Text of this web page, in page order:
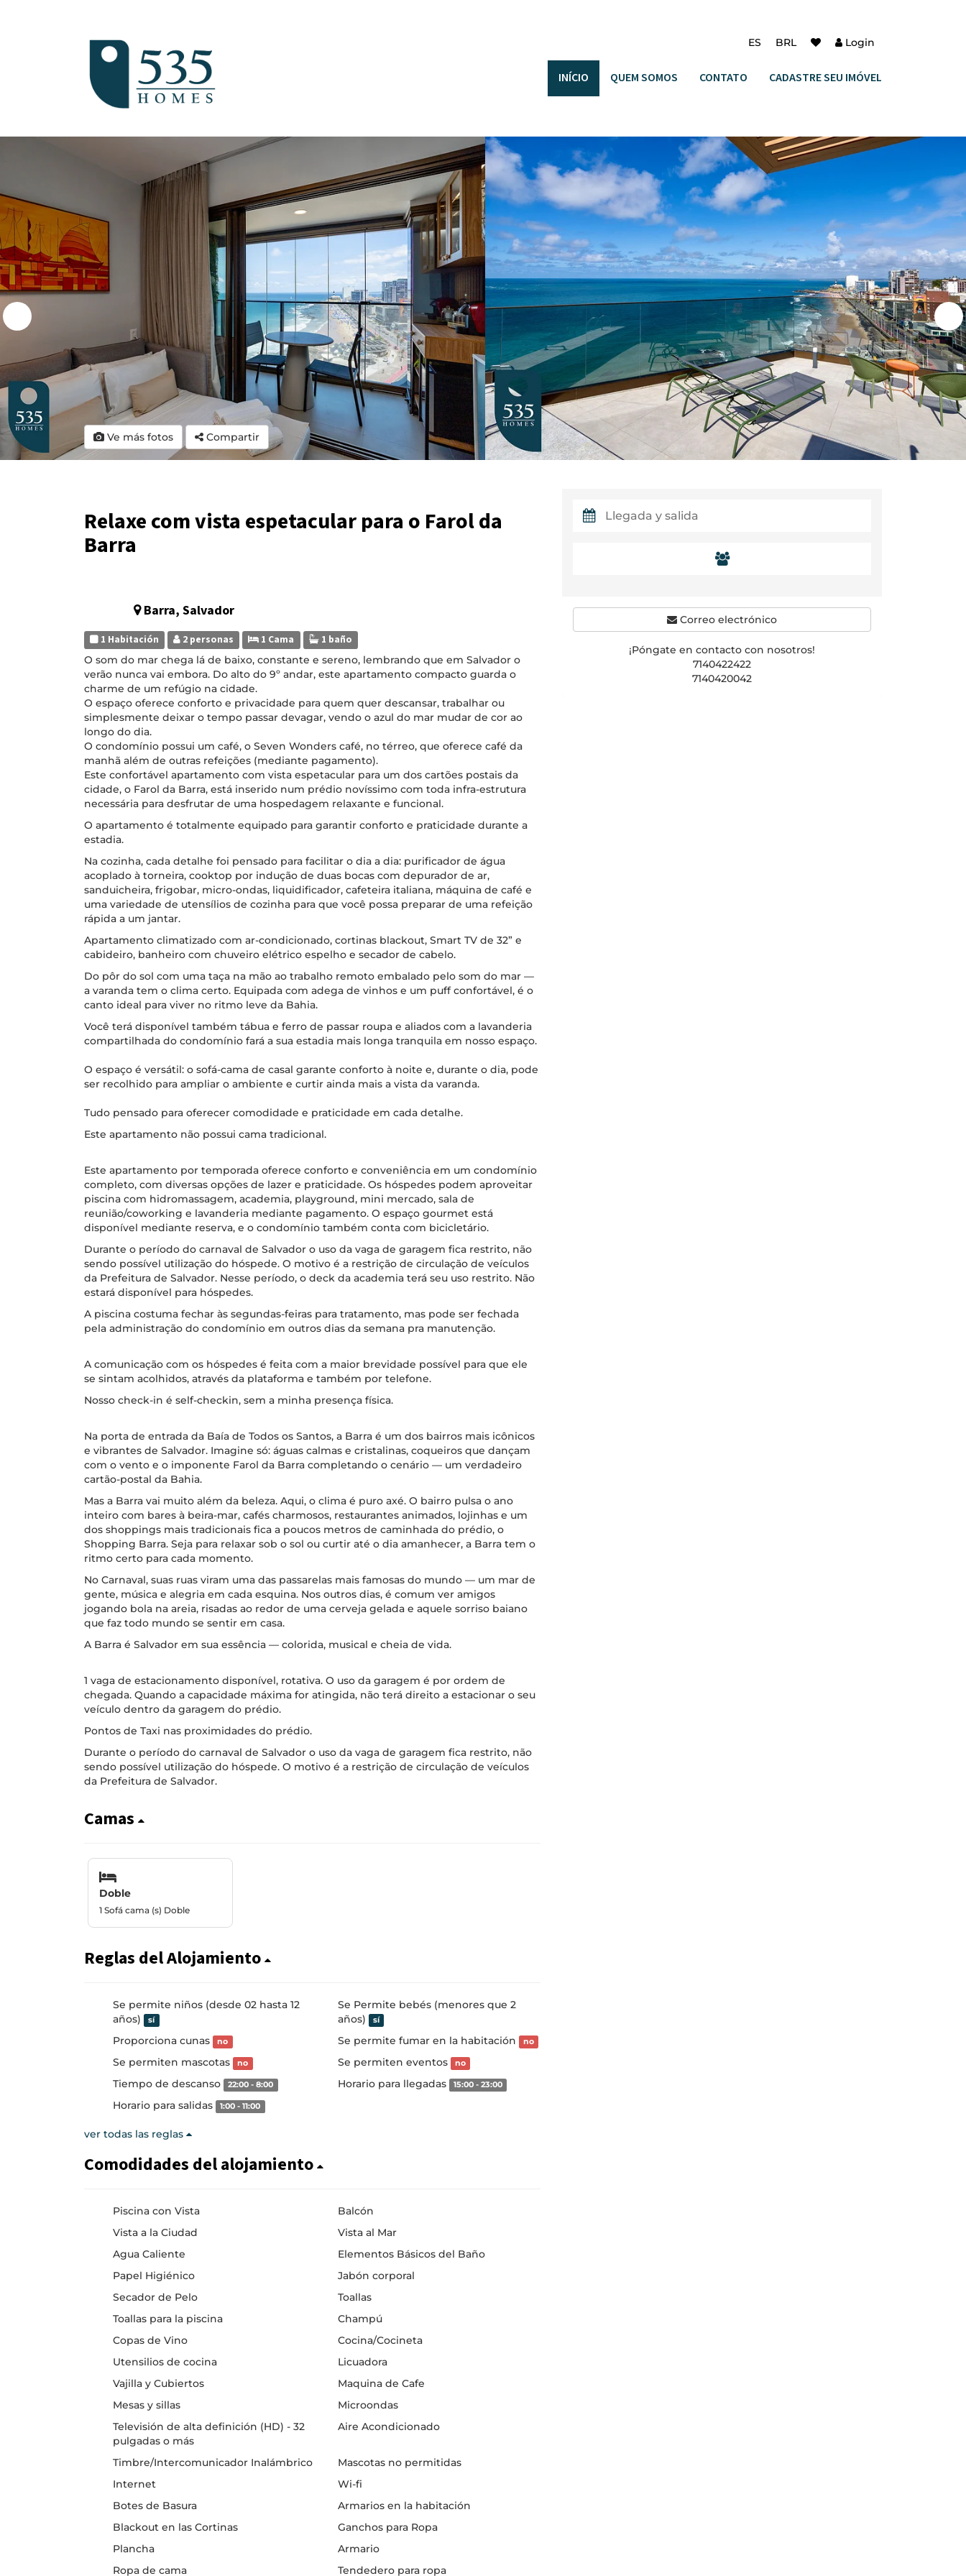
ES BRL Login
INÍCIO QUEM SOMOS CONTATO CADASTRE SEU IMÓVEL
Ve más fotos Compartir
Relaxe com vista espetacular para o Farol da
Barra
Barra, Salvador
1 Habitación 2 personas 1 Cama
1 baño
O som do mar chega lá de baixo, constante e sereno, lembrando que em Salvador o
verão nunca vai embora. Do alto do 9º andar, este apartamento compacto guarda o
charme de um refúgio na cidade.
O espaço oferece conforto e privacidade para quem quer descansar, trabalhar ou
simplesmente deixar o tempo passar devagar, vendo o azul do mar mudar de cor ao
longo do dia.
O condomínio possui um café, o Seven Wonders café, no térreo, que oferece café da
manhã além de outras refeições (mediante pagamento).
Este confortável apartamento com vista espetacular para um dos cartões postais da
cidade, o Farol da Barra, está inserido num prédio novíssimo com toda infra-estrutura
necessária para desfrutar de uma hospedagem relaxante e funcional.
O apartamento é totalmente equipado para garantir conforto e praticidade durante a
estadia.
Na cozinha, cada detalhe foi pensado para facilitar o dia a dia: purificador de água
acoplado à torneira, cooktop por indução de duas bocas com depurador de ar,
sanduicheira, frigobar, micro-ondas, liquidificador, cafeteira italiana, máquina de café e
uma variedade de utensílios de cozinha para que você possa preparar de uma refeição
rápida a um jantar.
Apartamento climatizado com ar-condicionado, cortinas blackout, Smart TV de 32” e
cabideiro, banheiro com chuveiro elétrico espelho e secador de cabelo.
Do pôr do sol com uma taça na mão ao trabalho remoto embalado pelo som do mar —
a varanda tem o clima certo. Equipada com adega de vinhos e um puff confortável, é o
canto ideal para viver no ritmo leve da Bahia.
Você terá disponível também tábua e ferro de passar roupa e aliados com a lavanderia
compartilhada do condomínio fará a sua estadia mais longa tranquila em nosso espaço.
O espaço é versátil: o sofá-cama de casal garante conforto à noite e, durante o dia, pode
ser recolhido para ampliar o ambiente e curtir ainda mais a vista da varanda.
Tudo pensado para oferecer comodidade e praticidade em cada detalhe.
Este apartamento não possui cama tradicional.
Este apartamento por temporada oferece conforto e conveniência em um condomínio
completo, com diversas opções de lazer e praticidade. Os hóspedes podem aproveitar
piscina com hidromassagem, academia, playground, mini mercado, sala de
reunião/coworking e lavanderia mediante pagamento. O espaço gourmet está
disponível mediante reserva, e o condomínio também conta com bicicletário.
Durante o período do carnaval de Salvador o uso da vaga de garagem fica restrito, não
sendo possível utilização do hóspede. O motivo é a restrição de circulação de veículos
da Prefeitura de Salvador. Nesse período, o deck da academia terá seu uso restrito. Não
estará disponível para hóspedes.
A piscina costuma fechar às segundas-feiras para tratamento, mas pode ser fechada
pela administração do condomínio em outros dias da semana pra manutenção.
A comunicação com os hóspedes é feita com a maior brevidade possível para que ele
se sintam acolhidos, através da plataforma e também por telefone.
Nosso check-in é self-checkin, sem a minha presença física.
Na porta de entrada da Baía de Todos os Santos, a Barra é um dos bairros mais icônicos
e vibrantes de Salvador. Imagine só: águas calmas e cristalinas, coqueiros que dançam
com o vento e o imponente Farol da Barra completando o cenário — um verdadeiro
cartão-postal da Bahia.
Mas a Barra vai muito além da beleza. Aqui, o clima é puro axé. O bairro pulsa o ano
inteiro com bares à beira-mar, cafés charmosos, restaurantes animados, lojinhas e um
dos shoppings mais tradicionais fica a poucos metros de caminhada do prédio, o
Shopping Barra. Seja para relaxar sob o sol ou curtir até o dia amanhecer, a Barra tem o
ritmo certo para cada momento.
No Carnaval, suas ruas viram uma das passarelas mais famosas do mundo — um mar de
gente, música e alegria em cada esquina. Nos outros dias, é comum ver amigos
jogando bola na areia, risadas ao redor de uma cerveja gelada e aquele sorriso baiano
que faz todo mundo se sentir em casa.
A Barra é Salvador em sua essência — colorida, musical e cheia de vida.
1 vaga de estacionamento disponível, rotativa. O uso da garagem é por ordem de
chegada. Quando a capacidade máxima for atingida, não terá direito a estacionar o seu
veículo dentro da garagem do prédio.
Pontos de Taxi nas proximidades do prédio.
Durante o período do carnaval de Salvador o uso da vaga de garagem fica restrito, não
sendo possível utilização do hóspede. O motivo é a restrição de circulação de veículos
da Prefeitura de Salvador.
Camas
Doble
1 Sofá cama (s) Doble
Reglas del Alojamiento
Se permite niños (desde 02 hasta 12
años)
sí
Se Permite bebés (menores que 2
años)
sí
Proporciona cunas no Se permite fumar en la habitación no
Se permiten mascotas no Se permiten eventos no
Tiempo de descanso 22:00 - 8:00 Horario para llegadas 15:00 - 23:00
Horario para salidas 1:00 - 11:00
ver todas las reglas
Comodidades del alojamiento
Piscina con Vista
Balcón
Vista a la Ciudad
Vista al Mar
Agua Caliente
Elementos Básicos del Baño
Papel Higiénico
Jabón corporal
Secador de Pelo
Toallas
Toallas para la piscina
Champú
Copas de Vino
Cocina/Cocineta
Utensilios de cocina
Licuadora
Vajilla y Cubiertos
Maquina de Cafe
Mesas y sillas
Microondas
Televisión de alta definición (HD) - 32
pulgadas o más
Aire Acondicionado
Timbre/Intercomunicador Inalámbrico
Mascotas no permitidas
Internet
Wi-fi
Botes de Basura
Armarios en la habitación
Blackout en las Cortinas
Ganchos para Ropa
Plancha
Armario
Ropa de cama
Tendedero para ropa
Correo electrónico
¡Póngate en contacto con nosotros!
7140422422
7140420042